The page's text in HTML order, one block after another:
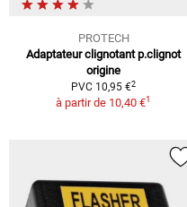
PROTECH
Adaptateur clignotant p.clignot
origine
PVC 10,95 €2
à partir de 10,40 €1